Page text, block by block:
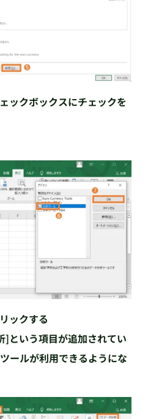
ックボックスにチェックを
ックする
]という項目が追加されてい
ールが利用できるようにな